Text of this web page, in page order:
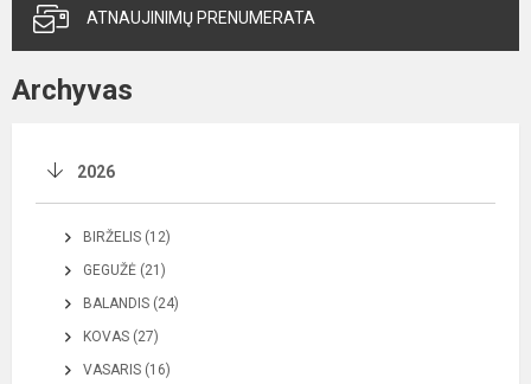
ATNAUJINIMŲ PRENUMERATA
Archyvas
2026
BIRŽELIS (12)
GEGUŽĖ (21)
BALANDIS (24)
KOVAS (27)
VASARIS (16)